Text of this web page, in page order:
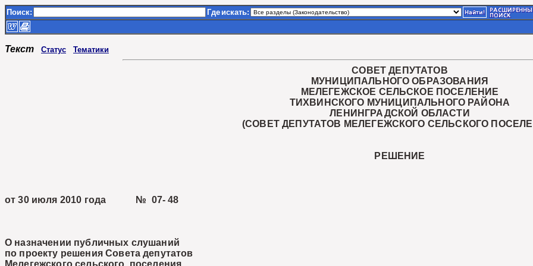
Поиск: Где искать:
Текст Статус Тематики
СОВЕТ ДЕПУТАТОВ
МУНИЦИПАЛЬНОГО ОБРАЗОВАНИЯ
МЕЛЕГЕЖСКОЕ СЕЛЬСКОЕ ПОСЕЛЕНИЕ
ТИХВИНСКОГО МУНИЦИПАЛЬНОГО РАЙОНА
ЛЕНИНГРАДСКОЙ ОБЛАСТИ
(СОВЕТ ДЕПУТАТОВ МЕЛЕГЕЖСКОГО СЕЛЬСКОГО
РЕШЕНИЕ
от 30 июля 2010 года № 07- 48
О назначении публичных слушаний
по проекту решения Совета депутатов
Мелегежского сельского поселения